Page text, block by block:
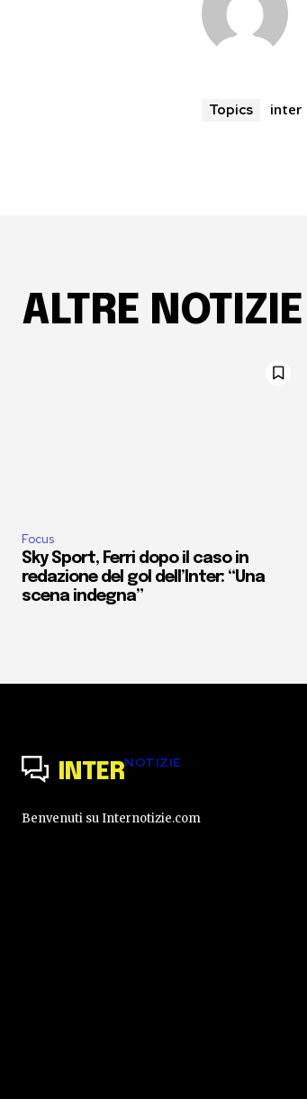
Topics inter
ALTRE NOTIZIE
Focus
Sky Sport, Ferri dopo il caso in
redazione del gol dell’Inter: “Una
scena indegna”
INTERNOTIZIE
Benvenuti su Internotizie.com